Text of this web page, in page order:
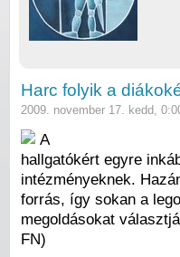
Harc folyik a
2009. november 17. kedd,
A
hallgatókért egyre
intézményeknek.
forrás, így sokan a
megoldásokat
FN)